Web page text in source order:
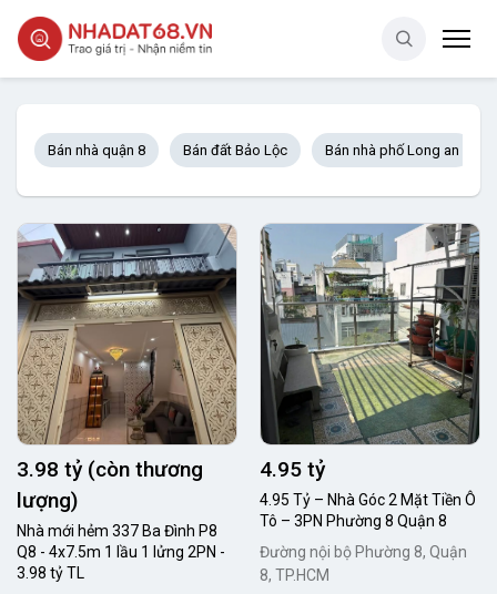
Bán nhà quận 8 Bán đất Bảo Lộc Bán nhà phố Long an
3.98 tỷ (còn thương
lượng)
Nhà mới hẻm 337 Ba Đình P8
Q8 - 4x7.5m 1 lầu 1 lửng 2PN -
3.98 tỷ TL
4.95 tỷ
4.95 Tỷ – Nhà Góc 2 Mặt Tiền Ô
Tô – 3PN Phường 8 Quận 8
Đường nội bộ Phường 8, Quận
8, TP.HCM